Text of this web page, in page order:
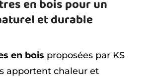
en bois pour un
et durable
en bois proposées par KS
apportent chaleur et